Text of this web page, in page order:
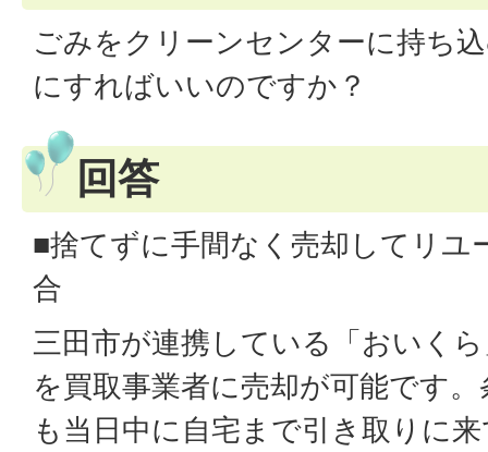
ごみをクリーンセンターに持ち
にすればいいのですか？
回答
■捨てずに手間なく売却してリユ
合
三田市が連携している「おいく
を買取事業者に売却が可能です
も当日中に自宅まで引き取りに